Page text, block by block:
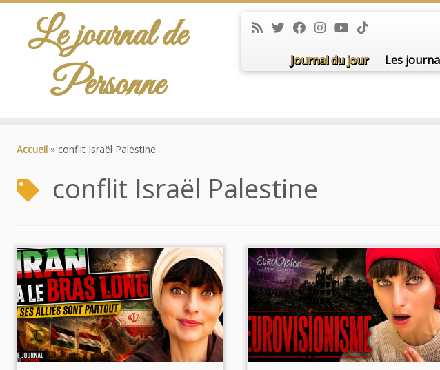
Le journal de
Personne
Journal du jour Les
Accueil » conflit Israël Palestine
conflit Israël Palestine